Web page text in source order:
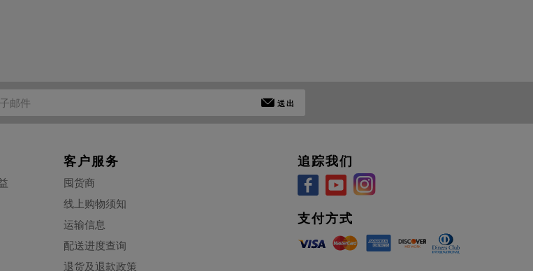
送出
客户服务
囤货商
线上购物须知
运输信息
配送进度查询
退货及退款政策
追踪我们
支付方式